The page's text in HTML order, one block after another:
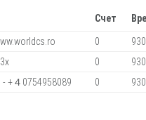
Счет
0
0
- +４0754958089
0